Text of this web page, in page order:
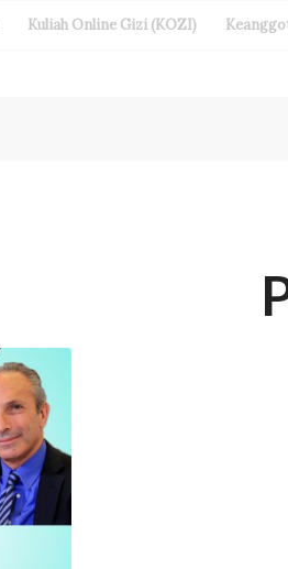
Kuliah Online Gizi (KOZI)